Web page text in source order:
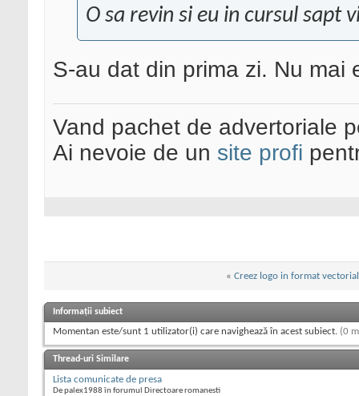
O sa revin si eu in cursul sapt
S-au dat din prima zi. Nu mai
Vand pachet de advertoriale
Ai nevoie de un site profi
« Creez logo in format vectorial
Informații subiect
Momentan este/sunt 1 utilizator(i) care navighează în acest subiect. (0
Thread-uri Similare
Lista comunicate de presa
De palex1988 în forumul Directoare romanesti